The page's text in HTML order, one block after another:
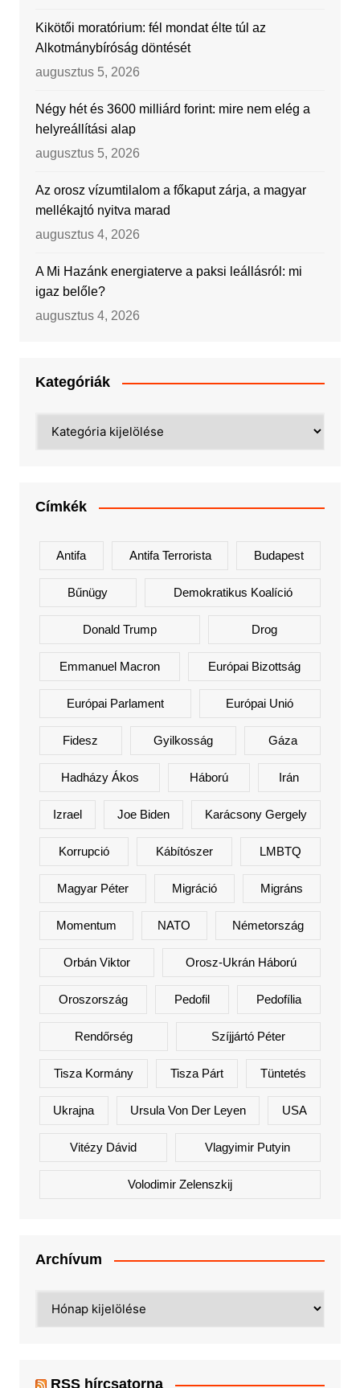
Kikötői moratórium: fél mondat élte túl az
Alkotmánybíróság döntését
augusztus 5, 2026
Négy hét és 3600 milliárd forint: mire nem elég a
helyreállítási alap
augusztus 5, 2026
Az orosz vízumtilalom a főkaput zárja, a magyar
mellékajtó nyitva marad
augusztus 4, 2026
A Mi Hazánk energiaterve a paksi leállásról: mi
igaz belőle?
augusztus 4, 2026
Kategóriák
Címkék
Antifa Antifa Terrorista Budapest
Bűnügy Demokratikus Koalíció
Donald Trump Drog
Emmanuel Macron Európai Bizottság
Európai Parlament Európai Unió
Fidesz Gyilkosság Gáza
Hadházy Ákos Háború Irán
Izrael Joe Biden Karácsony Gergely
Korrupció Kábítószer LMBTQ
Magyar Péter Migráció Migráns
Momentum NATO Németország
Orbán Viktor Orosz-Ukrán Háború
Oroszország Pedofil Pedofília
Rendőrség Szíjjártó Péter
Tisza Kormány Tisza Párt Tüntetés
Ukrajna Ursula Von Der Leyen USA
Vitézy Dávid Vlagyimir Putyin
Volodimir Zelenszkij
Archívum
RSS hírcsatorna